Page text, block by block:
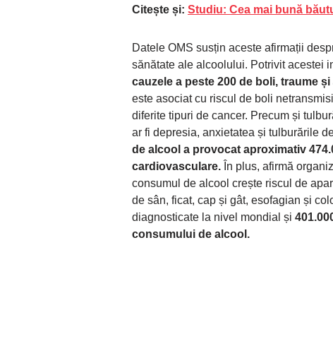
Citește și: Studiu: Cea mai bună
Datele OMS susțin aceste afirmații
sănătate ale alcoolului. Potrivit acestei
cauzele a peste 200 de boli, traume
este asociat cu riscul de boli
diferite tipuri de cancer. Precum și
ar fi depresia, anxietatea și tulburările
de alcool a provocat aproximativ
cardiovasculare. În plus, afirmă
consumul de alcool crește riscul de
de sân, ficat, cap și gât, esofagian și
diagnosticate la nivel mondial și
consumului de alcool.